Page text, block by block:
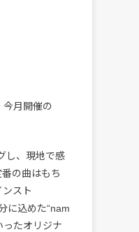
月開催の
し、現地で感
の曲はもち
スト
に込めた“nam
ったオリジナ